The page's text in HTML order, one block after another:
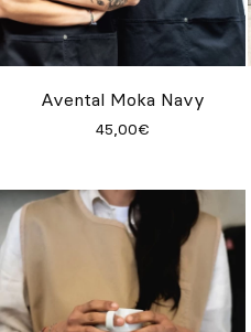
Avental Moka Navy
45,00€